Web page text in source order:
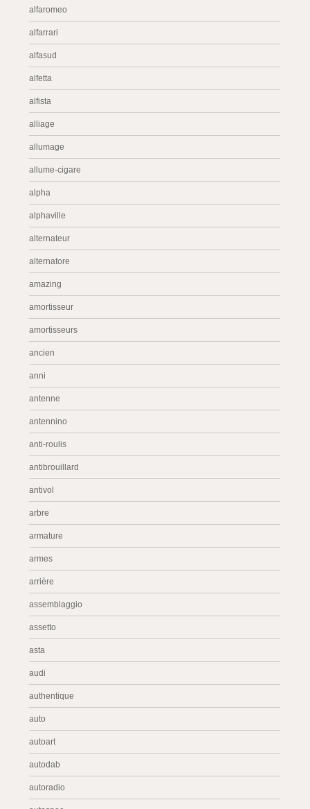
alfaromeo
alfarrari
alfasud
alfetta
alfista
alliage
allumage
allume-cigare
alpha
alphaville
alternateur
alternatore
amazing
amortisseur
amortisseurs
ancien
anni
antenne
antennino
anti-roulis
antibrouillard
antivol
arbre
armature
armes
arrière
assemblaggio
assetto
asta
audi
authentique
auto
autoart
autodab
autoradio